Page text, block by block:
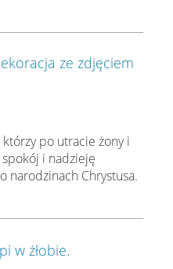
po utracie żony i
i nadzieję
narodzinach Chrystusa.